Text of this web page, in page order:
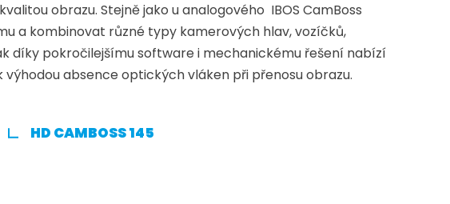
obrazu. Stejně jako u analogového IBOS CamBoss
a kombinovat různé typy kamerových hlav, vozíčků,
díky pokročilejšímu software i mechanickému řešení nabízí
výhodou absence optických vláken při přenosu obrazu.
HD CAMBOSS 145